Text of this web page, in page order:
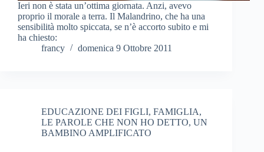
Ieri non è stata un’ottima giornata. Anzi, avevo
proprio il morale a terra. Il Malandrino, che ha una
sensibilità molto spiccata, se n’è accorto subito e mi
ha chiesto:
francy
domenica 9 Ottobre 2011
EDUCAZIONE DEI FIGLI, FAMIGLIA,
LE PAROLE CHE NON HO DETTO, UN
BAMBINO AMPLIFICATO